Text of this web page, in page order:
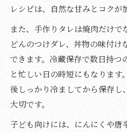
焼肉のたれ調合で味
簡単焼肉タレレシピ
焼肉をもっと美味し
焼肉のたれレシピ玉
レシピは、自然な甘みとコクが
また、手作りタレは焼肉だけで
どんのつけダレ、丼物の味付け
できます。冷蔵保存で数日持つ
と忙しい日の時短にもなります
後しっかり冷ましてから保存し
大切です。
子ども向けには、にんにくや唐